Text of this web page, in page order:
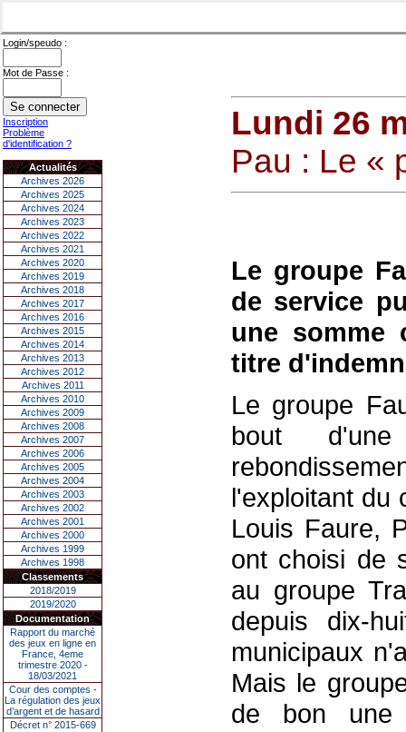
Login/speudo :
Mot de Passe :
Inscription
Problème
d'identification ?
Actualités
Archives 2026
Archives 2025
Archives 2024
Archives 2023
Archives 2022
Archives 2021
Archives 2020
Archives 2019
Archives 2018
Archives 2017
Archives 2016
Archives 2015
Archives 2014
Archives 2013
Archives 2012
Archives 2011
Archives 2010
Archives 2009
Archives 2008
Archives 2007
Archives 2006
Archives 2005
Archives 2004
Archives 2003
Archives 2002
Archives 2001
Archives 2000
Archives 1999
Archives 1998
Classements
2018/2019
2019/2020
Documentation
Rapport du marché
des jeux en ligne en
France, 4eme
trimestre 2020 -
18/03/2021
Cour des comptes -
La régulation des jeux
d’argent et de hasard
Décret n° 2015-669
Lundi 26
Pau : Le «
Le groupe
de service
une somme
titre
Le groupe
bout
l'exploitant du
Louis Faure,
ont choisi de
au groupe
depuis dix-
municipaux
Mais le
de bon une